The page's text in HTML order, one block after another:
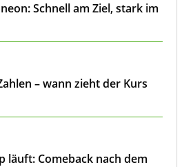
Schnell am Ziel, stark im
– wann zieht der Kurs
läuft: Comeback nach dem